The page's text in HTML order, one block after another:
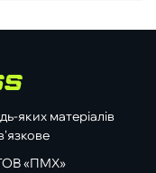
яких матеріалів
«ПМХ»